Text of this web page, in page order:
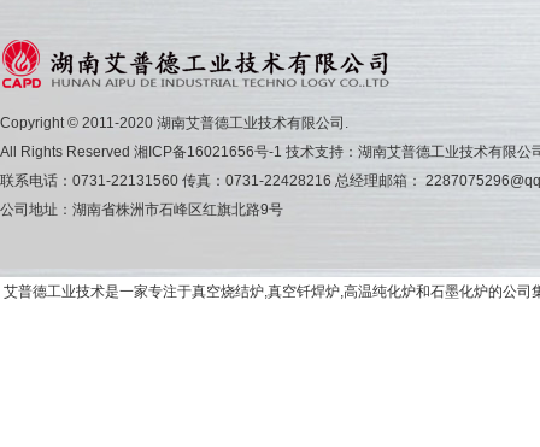
Copyright © 2011-2020 湖南艾普德工业技术有限公司.
All Rights Reserved 湘ICP备16021656号-1 技术支持：湖南艾普德工业技术有限公
联系电话：0731-22131560 传真：0731-22428216 总经理邮箱：
公司地址：湖南省株洲市石峰区红旗北路9号
艾普德工业技术是一家专注于真空烧结炉,真空钎焊炉,高温纯化炉和石墨化炉的公